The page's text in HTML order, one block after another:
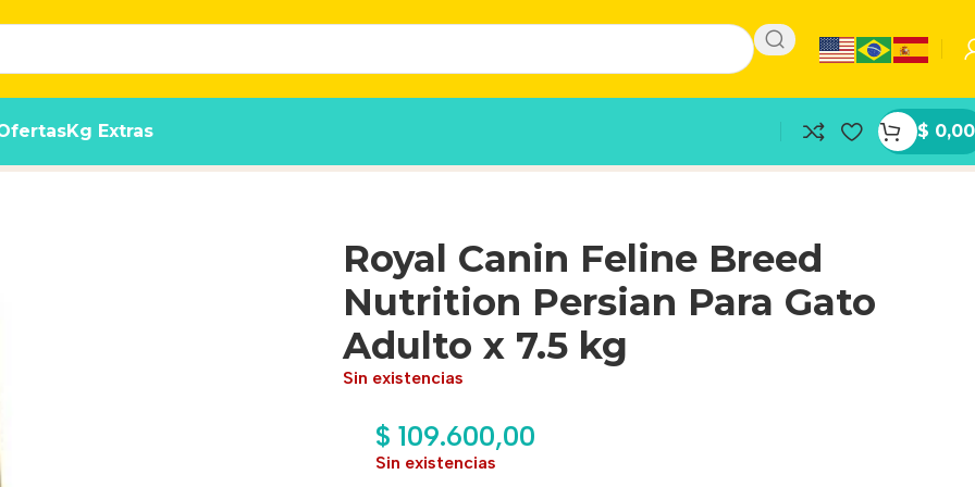
Kg Extras $ 0,00
Gato Adulto x 7.5 kg
Royal Canin Feline Breed
Nutrition Persian Para Gato
Adulto x 7.5 kg
Sin existencias
$ 109.600,00
Sin existencias